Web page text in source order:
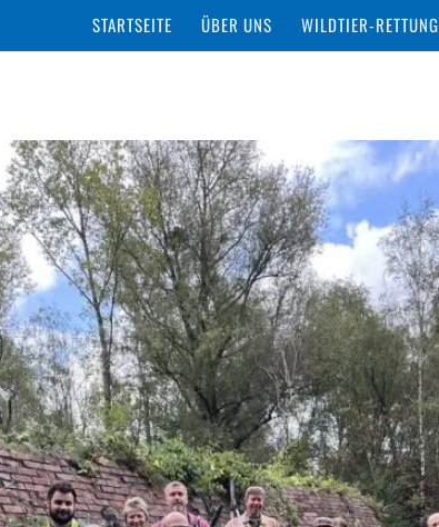
STARTSEITE ÜBER UNS WILDTIER-RETTUNG